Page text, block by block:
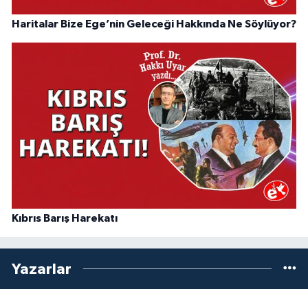
Haritalar Bize Ege’nin Geleceği Hakkında Ne Söylüyor?
Kıbrıs Barış Harekatı
Yazarlar